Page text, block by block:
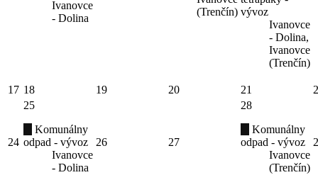
Ivanovce
- Dolina
(Trenčín) vývoz
Ivanovce
- Dolina,
Ivanovce
(Trenčín)
17 18 19 20 21
24
25
Komunálny
odpad - vývoz
Ivanovce
- Dolina
26 27
28
Komunálny
odpad - vývoz
Ivanovce
(Trenčín)